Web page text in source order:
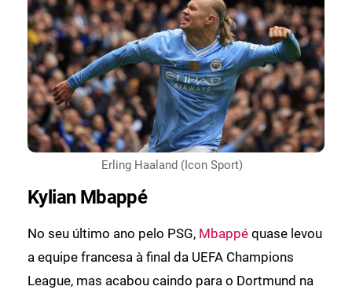
Erling Haaland (Icon Sport)
Kylian Mbappé
No seu último ano pelo PSG, Mbappé quase levou
a equipe francesa à final da UEFA Champions
League, mas acabou caindo para o Dortmund na